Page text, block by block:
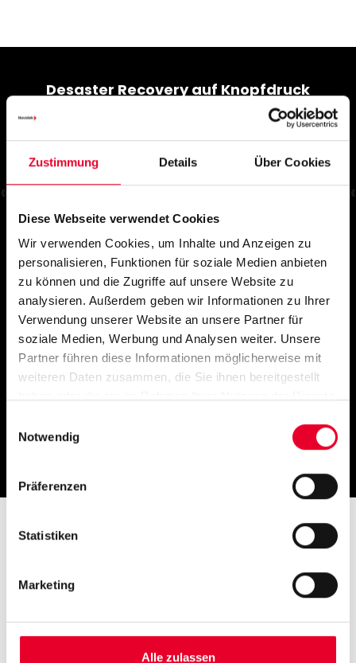
Zustimmung Details Über Cookies
Diese Webseite verwendet Cookies
Wir verwenden Cookies, um Inhalte und Anzeigen zu
personalisieren, Funktionen für soziale Medien anbieten
zu können und die Zugriffe auf unsere Website zu
analysieren. Außerdem geben wir Informationen zu Ihrer
Verwendung unserer Website an unsere Partner für
soziale Medien, Werbung und Analysen weiter. Unsere
Partner führen diese Informationen möglicherweise mit
weiteren Daten zusammen, die Sie ihnen bereitgestellt
Notwendig
Präferenzen
Statistiken
Marketing
Alle zulassen
Desaster Recovery auf Knopfdruck
« Ein Fertigungsunternehmen konnte dank
automatisierten Backups lange
Ausfallzeiten nach einem schweren Unfall
vermeiden.
«
vorbereitet?